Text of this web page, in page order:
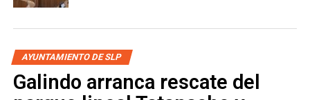
General del Estado para que se determine su situación
legal.
También lee:Policía de la Capital aclara intervención vial
en av. Nicolás Zapata
AYUNTAMIENTO DE SLP
Galindo arranca rescate del